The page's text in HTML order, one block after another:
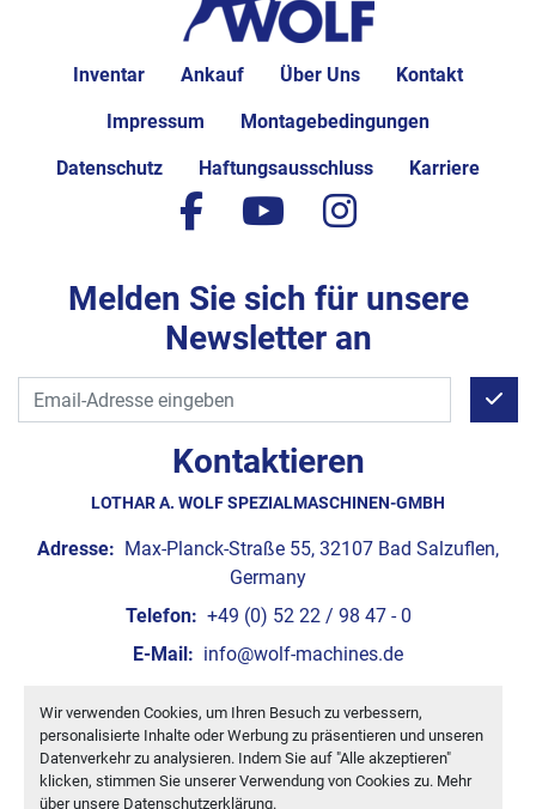
Wir verwenden Cookies, um Ihren Besuch zu verbessern,
personalisierte Inhalte oder Werbung zu präsentieren und unseren
Datenverkehr zu analysieren. Indem Sie auf "Alle akzeptieren"
klicken, stimmen Sie unserer Verwendung von Cookies zu. Mehr
über unsere Datenschutzerklärung.
Inventar Ankauf Über Uns Kontakt
Impressum Montagebedingungen
Datenschutz Haftungsausschluss Karriere
Kontaktieren
LOTHAR A. WOLF SPEZIALMASCHINEN-GMBH
Adresse: Max-Planck-Straße 55, 32107 Bad Salzuflen,
Germany
Telefon: +49 (0) 52 22 / 98 47 - 0
E-Mail: info@wolf-machines.de
Cookie-Einstellungen
Machinio System-Website vonMachinio
facebook
youtubeinstagram
Melden Sie sich für unsere
Newsletter an